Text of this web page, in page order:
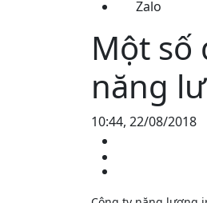
Zalo
Một số
năng
10:44, 22/08/2018